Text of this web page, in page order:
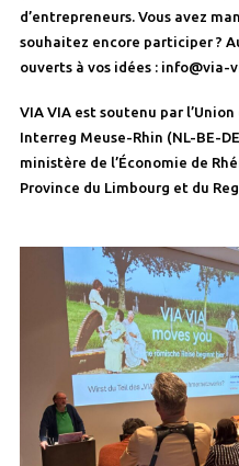
d’entrepreneurs. Vous avez
souhaitez encore participer ?
ouverts à vos idées : info@via-
VIA VIA est soutenu par
Interreg Meuse-Rhin (NL-BE-
ministère de l’Économie de
Province du Limbourg et du